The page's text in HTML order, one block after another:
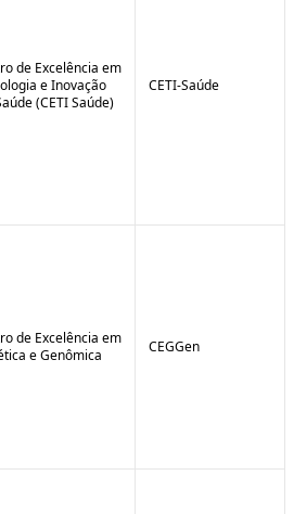
de Excelência em
e Inovação
(CETI Saúde)
CETI-Saúde
de Excelência em
e Genômica
CEGGen